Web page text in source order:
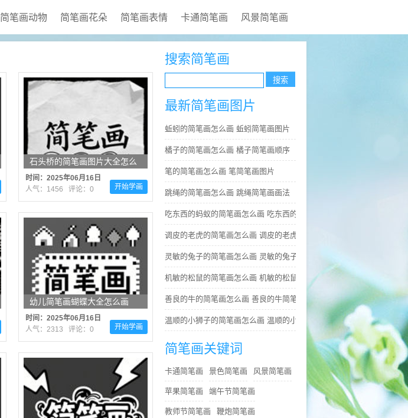
简笔画动物 简笔画花朵 简笔画表情 卡通简笔画 风景简笔画
石头桥的简笔画图片大全怎么
画笔画（共18张）
时间：2025年06月16日
人气：1456 评论：0
开始学画
幼儿简笔画蝴蝶大全怎么画
（最新15张）
时间：2025年06月16日
人气：2313 评论：0
开始学画
搜索简笔画
最新简笔画图片
蚯蚓的简笔画怎么画 蚯蚓简笔画图片
橘子的简笔画怎么画 橘子简笔画顺序
笔的简笔画怎么画 笔简笔画图片
跳绳的简笔画怎么画 跳绳简笔画画法
吃东西的蚂蚁的简笔画怎么画 吃东西的蚂蚁简笔画好看
调皮的老虎的简笔画怎么画 调皮的老虎简笔画图片大全
灵敏的兔子的简笔画怎么画 灵敏的兔子简笔画步骤
机敏的松鼠的简笔画怎么画 机敏的松鼠简笔画简单又好看
善良的牛的简笔画怎么画 善良的牛简笔画简单
温顺的小狮子的简笔画怎么画 温顺的小狮子简笔画步骤
简笔画关键词
卡通简笔画 景色简笔画 风景简笔画
苹果简笔画 端午节简笔画
教师节简笔画 鞭炮简笔画